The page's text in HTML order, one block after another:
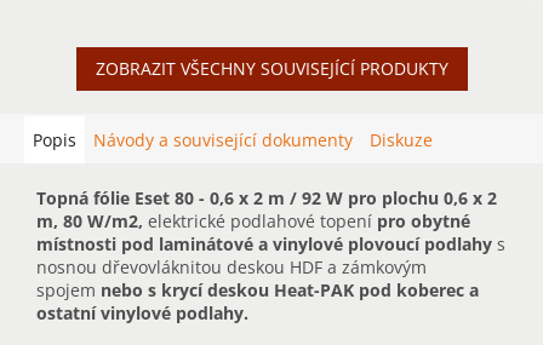
ZOBRAZIT VŠECHNY SOUVISEJÍCÍ PRODUKTY
Popis Návody a související dokumenty Diskuze
Topná fólie Eset 80 - 0,6 x 2 m / 92 W pro plochu 0,6 x 2
m, 80 W/m2, elektrické podlahové topení pro obytné
místnosti pod laminátové a vinylové plovoucí podlahy s
nosnou dřevovláknitou deskou HDF a zámkovým
spojem nebo s krycí deskou Heat-PAK pod koberec a
ostatní vinylové podlahy.